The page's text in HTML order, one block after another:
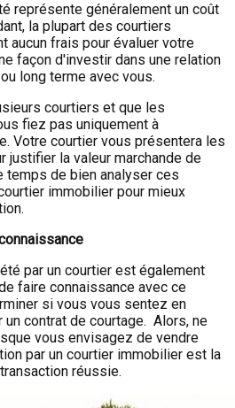
représente généralement un coût
la plupart des courtiers
aucun frais pour évaluer votre
façon d'investir dans une relation
long terme avec vous.
courtiers et que les
fiez pas uniquement à
Votre courtier vous présentera les
justifier la valeur marchande de
temps de bien analyser ces
immobilier pour mieux
par un courtier est également
faire connaissance avec ce
si vous vous sentez en
contrat de courtage. Alors, ne
vous envisagez de vendre
par un courtier immobilier est la
réussie.